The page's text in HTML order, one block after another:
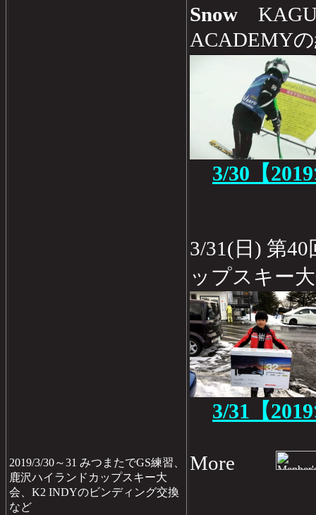
2019/3/30～31 みつまたでGS練習、
鹿沢ハイランドカップスキー大
会、K2 INDYのビンディング交換
など
Snow
ACADEMY
3/30【
3/31(日) 第
ップスキー
3/31【
More